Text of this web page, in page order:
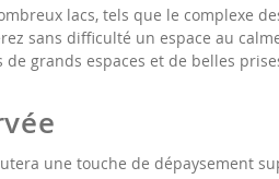
lacs, tels que le complexe
sans difficulté un espace au
grands espaces et de belles
une touche de dépaysement